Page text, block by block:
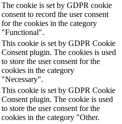
The cookie is set by GDPR cookie
consent to record the user consent
for the cookies in the category
"Functional".
This cookie is set by GDPR Cookie
Consent plugin. The cookies is used
to store the user consent for the
cookies in the category
"Necessary".
This cookie is set by GDPR Cookie
Consent plugin. The cookie is used
to store the user consent for the
cookies in the category "Other.